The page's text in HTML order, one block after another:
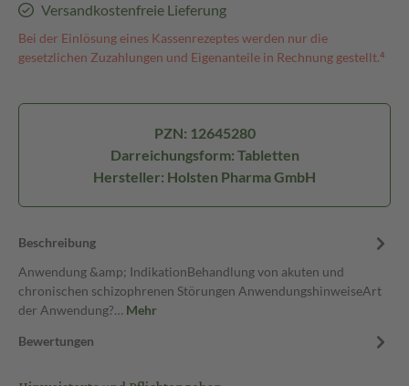
Versandkostenfreie Lieferung
Bei der Einlösung eines Kassenrezeptes werden nur die
gesetzlichen Zuzahlungen und Eigenanteile in Rechnung gestellt.⁴
PZN: 12645280
Darreichungsform: Tabletten
Hersteller: Holsten Pharma GmbH
Beschreibung
Anwendung &amp; IndikationBehandlung von akuten und
chronischen schizophrenen Störungen AnwendungshinweiseArt
der Anwendung?… Mehr
Bewertungen